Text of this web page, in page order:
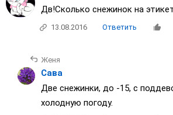
Дв!Сколько снежинок на
13.08.2016 Ответить
Женя
Сава
Две снежинки, до -15, с
холодную погоду.